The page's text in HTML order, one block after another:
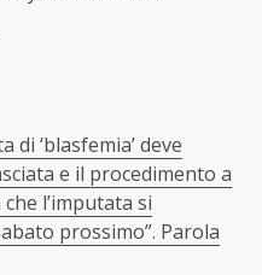
di ‘blasfemia’ deve
e il procedimento a
l’imputata si
prossimo”. Parola